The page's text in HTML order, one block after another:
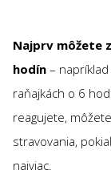
Najprv môžete
hodín –
raňajkách o 6
reagujete,
stravovania,
najviac.